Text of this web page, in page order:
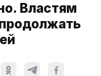
Властям